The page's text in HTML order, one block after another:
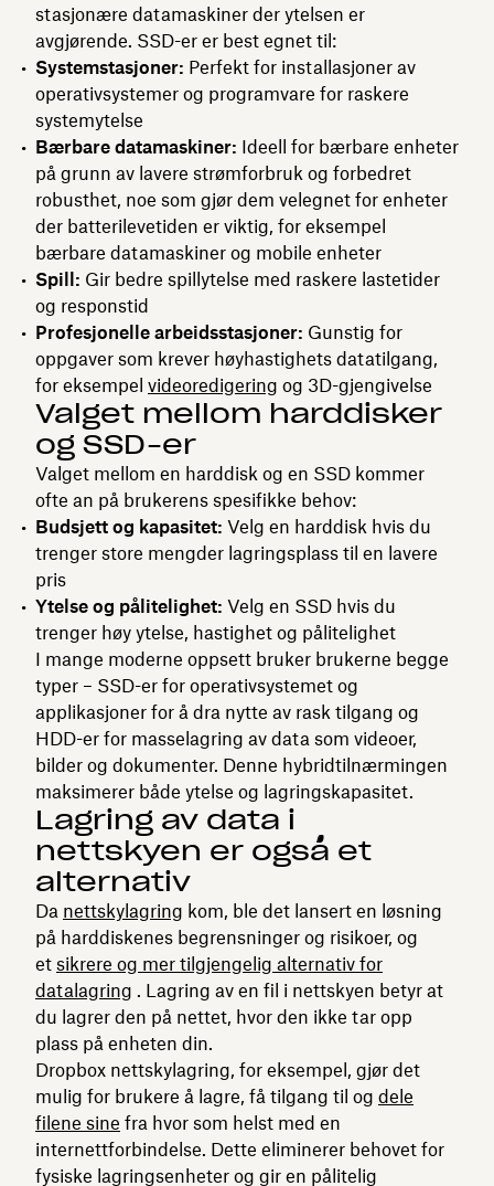
stasjonære datamaskiner der ytelsen er
avgjørende. SSD-er er best egnet til:
Systemstasjoner: Perfekt for installasjoner av
operativsystemer og programvare for raskere
systemytelse
Bærbare datamaskiner: Ideell for bærbare enheter
på grunn av lavere strømforbruk og forbedret
robusthet, noe som gjør dem velegnet for enheter
der batterilevetiden er viktig, for eksempel
bærbare datamaskiner og mobile enheter
Spill: Gir bedre spillytelse med raskere lastetider
og responstid
Profesjonelle arbeidsstasjoner: Gunstig for
oppgaver som krever høyhastighets datatilgang,
for eksempel videoredigering og 3D-gjengivelse
Valget mellom harddisker
og SSD-er
Valget mellom en harddisk og en SSD kommer
ofte an på brukerens spesifikke behov:
Budsjett og kapasitet: Velg en harddisk hvis du
trenger store mengder lagringsplass til en lavere
pris
Ytelse og pålitelighet: Velg en SSD hvis du
trenger høy ytelse, hastighet og pålitelighet
I mange moderne oppsett bruker brukerne begge
typer – SSD-er for operativsystemet og
applikasjoner for å dra nytte av rask tilgang og
HDD-er for masselagring av data som videoer,
bilder og dokumenter. Denne hybridtilnærmingen
maksimerer både ytelse og lagringskapasitet.
Lagring av data i
nettskyen er også et
alternativ
Da nettskylagring kom, ble det lansert en løsning
på harddiskenes begrensninger og risikoer, og
et sikrere og mer tilgjengelig alternativ for
datalagring . Lagring av en fil i nettskyen betyr at
du lagrer den på nettet, hvor den ikke tar opp
plass på enheten din.
Dropbox nettskylagring, for eksempel, gjør det
mulig for brukere å lagre, få tilgang til og dele
filene sine fra hvor som helst med en
internettforbindelse. Dette eliminerer behovet for
fysiske lagringsenheter og gir en pålitelig